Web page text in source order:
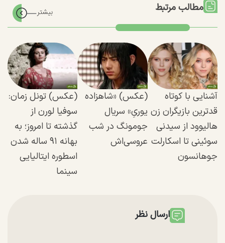
مطالب مرتبط
آشنایی با کوتاه
قدترین بازیگران زن
هالیوود از سیدنی
سوئینی تا اسکارلت
جوهانسون
(عکس) «شاهزاده
یوریِ» سریال
جومونگ در شب
عروسی‌اش
(عکس) تونل زمان:
سوفیا لورن از
گذشته تا امروز؛ به
بهانه ۹۱ ساله شدن
اسطوره ایتالیایی
سینما
ارسال نظر